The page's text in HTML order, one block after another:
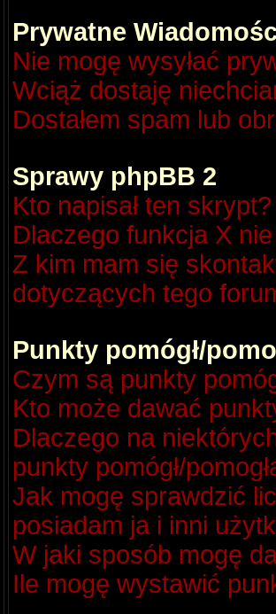
Prywatne
Nie mogę wysyłać
Wciąż dostaję
Dostałem spam lub
Sprawy phpBB 2
Kto napisał ten skrypt?
Dlaczego funkcja X
Z kim mam się
dotyczących tego
Punkty pomógł/
Czym są punkty
Kto może dawać
Dlaczego na
punkty pomógł/
Jak mogę sprawdzić
posiadam ja i inni
W jaki sposób mogę
Ile mogę wystawić